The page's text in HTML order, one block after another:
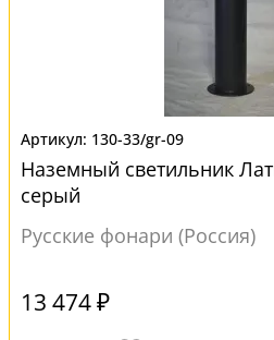
130-33/gr-09
Наземный светильник
серый
Русские фонари (Россия)
13 474 ₽